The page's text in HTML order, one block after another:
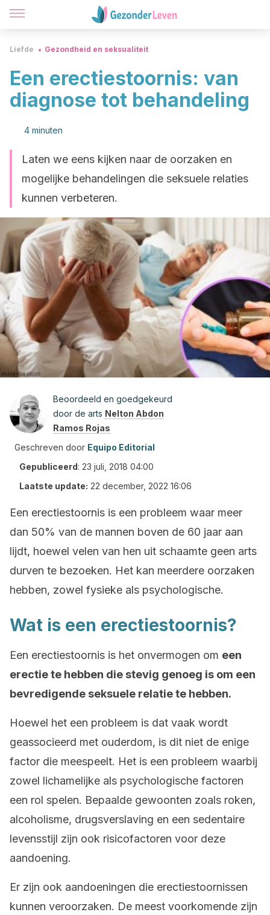
Liefde Gezondheid en seksualiteit
Een erectiestoornis: van
diagnose tot behandeling
4 minuten
Laten we eens kijken naar de oorzaken en
mogelijke behandelingen die seksuele relaties
kunnen verbeteren.
Beoordeeld en goedgekeurd
door de arts Nelton Abdon
Ramos Rojas
Geschreven door Equipo Editorial
Gepubliceerd: 23 juli, 2018 04:00
Laatste update: 22 december, 2022 16:06
Een erectiestoornis is een probleem waar meer
dan 50% van de mannen boven de 60 jaar aan
lijdt, hoewel velen van hen uit schaamte geen arts
durven te bezoeken. Het kan meerdere oorzaken
hebben, zowel fysieke als psychologische.
Wat is een erectiestoornis?
Een erectiestoornis is het onvermogen om een
erectie te hebben die stevig genoeg is om een
bevredigende seksuele relatie te hebben.
Hoewel het een probleem is dat vaak wordt
geassocieerd met ouderdom, is dit niet de enige
factor die meespeelt. Het is een probleem waarbij
zowel lichamelijke als psychologische factoren
een rol spelen. Bepaalde gewoonten zoals roken,
alcoholisme, drugsverslaving en een sedentaire
levensstijl zijn ook risicofactoren voor deze
aandoening.
Er zijn ook aandoeningen die erectiestoornissen
kunnen veroorzaken. De meest voorkomende zijn